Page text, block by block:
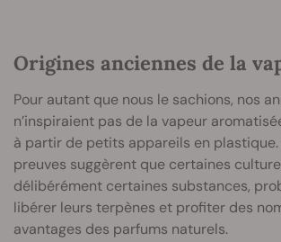
Origines anciennes de la
Pour autant que nous le sachions, nos
n’inspiraient pas de la vapeur
à partir de petits appareils en plastique.
preuves suggèrent que certaines
délibérément certaines substances,
libérer leurs terpènes et profiter des
avantages des parfums naturels.